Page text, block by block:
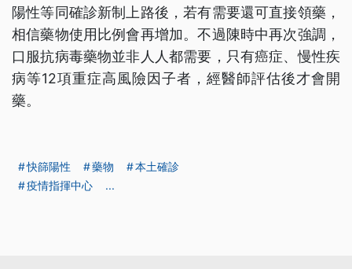
陽性等同確診新制上路後，若有需要還可直接領藥，
相信藥物使用比例會再增加。不過陳時中再次強調，
口服抗病毒藥物並非人人都需要，只有癌症、慢性疾
病等12項重症高風險因子者，經醫師評估後才會開
藥。
快篩陽性 藥物
本土確診
疫情指揮中心
...